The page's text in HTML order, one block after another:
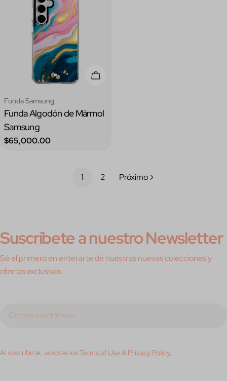
Elige Opciones
Tipo:
Funda Samsung
Funda Algodón de Mármol
Samsung
Precio
$65,000.00
1 2 Próximo
Suscríbete a nuestro Newsletter
Sé el primero en enterarte de nuestras nuevas colecciones y
ofertas exclusivas.
Al suscribirte, aceptas losTerms of Use & Privacy Policy.